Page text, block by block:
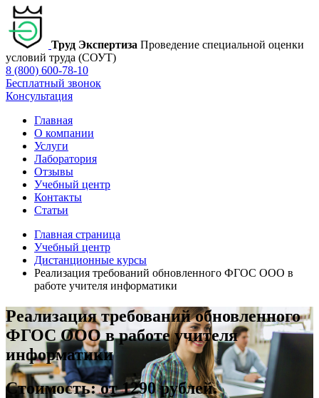
Труд Экспертиза Проведение специальной оценки
условий труда (СОУТ)
8 (800) 600-78-10
Бесплатный звонок
Консультация
Главная
О компании
Услуги
Лаборатория
Отзывы
Учебный центр
Контакты
Статьи
Главная страница
Учебный центр
Дистанционные курсы
Реализация требований обновленного ФГОС ООО в
работе учителя информатики
Реализация требований обновленного
ФГОС ООО в работе учителя
информатики
Стоимость: от 1290 рублей.